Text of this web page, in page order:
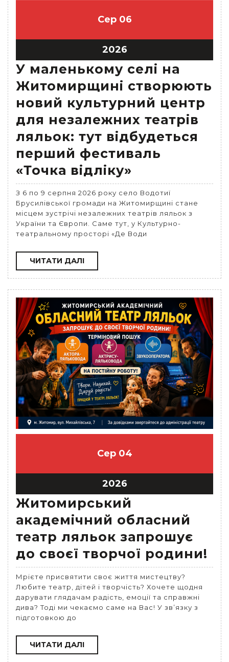
Сер 06
2026
У маленькому селі на
Житомирщині створюють
новий культурний центр
для незалежних театрів
ляльок: тут відбудеться
перший фестиваль
«Точка відліку»
З 6 по 9 серпня 2026 року село Водотиї
Брусилівської громади на Житомирщині стане
місцем зустрічі незалежних театрів ляльок з
України та Європи. Саме тут, у Культурно-
театральному просторі «Де Води
ЧИТАТИ ДАЛІЧИТАТИ
ДАЛІ
Сер 04
2026
Житомирський
академічний обласний
театр ляльок запрошує
до своєї творчої родини!
Мрієте присвятити своє життя мистецтву?
Любите театр, дітей і творчість? Хочете щодня
дарувати глядачам радість, емоції та справжні
дива? Тоді ми чекаємо саме на Вас! У зв’язку з
підготовкою до
ЧИТАТИ ДАЛІЧИТАТИ
ДАЛІ